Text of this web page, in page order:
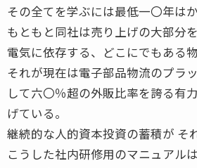
その全てを学ぶには最低一〇年はか
もともと同社は売り上げの大部分
電気に依存する、どこにでもある
それが現在は電子部品物流のプラ
して六〇％超の外販比率を誇る有
げている。
継続的な人的資本投資の蓄積が そ
こうした社内研修用のマニュアル